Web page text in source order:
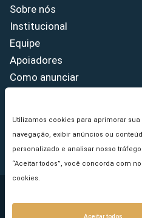
Utilizamos cookies para aprimorar
navegação, exibir anúncios ou
personalizado e analisar nosso
“Aceitar todos”, você concorda com
cookies.
Aceitar todos
Sobre nós
Institucional
Equipe
Apoiadores
Como anunciar
Princípios Editoriais
Copyright © 2026 -